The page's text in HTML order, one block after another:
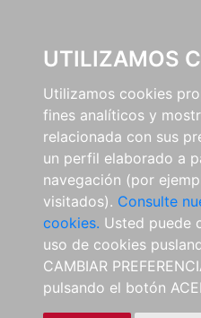
UTILIZAMOS
Utilizamos cookies
fines analíticos y
relacionada con sus
un perfil elaborado a
navegación (por
visitados). Consulte
cookies. Usted puede
uso de cookies
CAMBIAR
pulsando el botón